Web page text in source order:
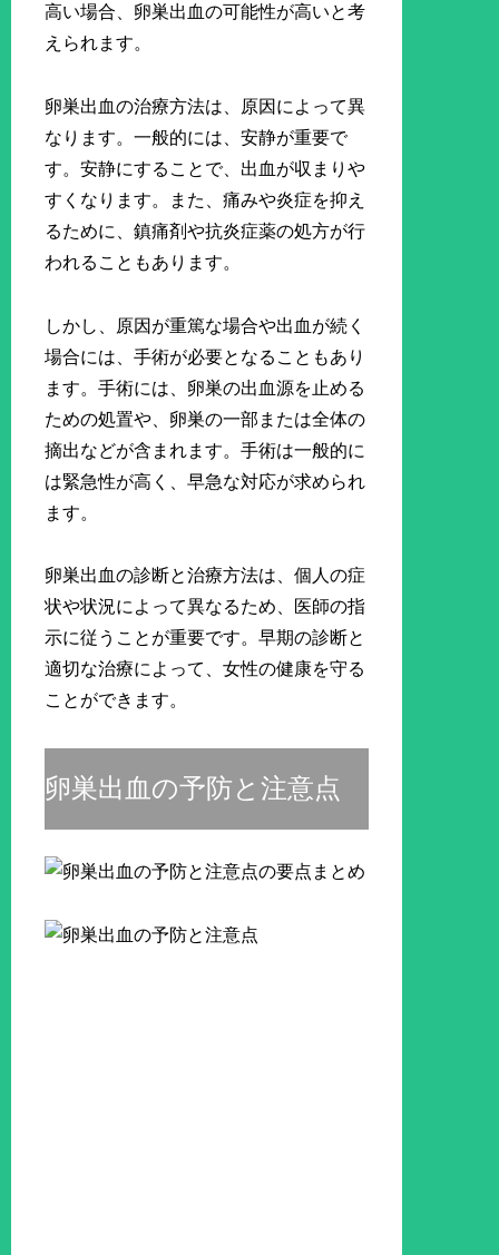
高い場合、卵巣出血の可能性が高いと考
えられます。
卵巣出血の治療方法は、原因によって異
なります。一般的には、安静が重要で
す。安静にすることで、出血が収まりや
すくなります。また、痛みや炎症を抑え
るために、鎮痛剤や抗炎症薬の処方が行
われることもあります。
しかし、原因が重篤な場合や出血が続く
場合には、手術が必要となることもあり
ます。手術には、卵巣の出血源を止める
ための処置や、卵巣の一部または全体の
摘出などが含まれます。手術は一般的に
は緊急性が高く、早急な対応が求められ
ます。
卵巣出血の診断と治療方法は、個人の症
状や状況によって異なるため、医師の指
示に従うことが重要です。早期の診断と
適切な治療によって、女性の健康を守る
ことができます。
卵巣出血の予防と注意点